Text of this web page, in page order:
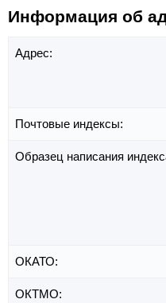
Информация об
Адрес:
Почтовые индексы:
Образец написания
ОКАТО:
ОКТМО: